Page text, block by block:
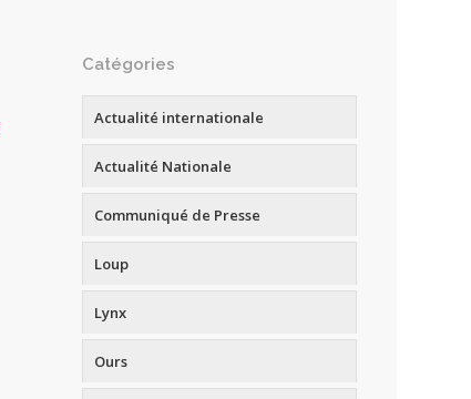
Catégories
Actualité internationale
Actualité Nationale
Communiqué de Presse
Loup
Lynx
Ours